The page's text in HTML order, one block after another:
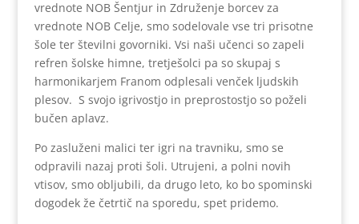
vrednote NOB Šentjur in Združenje borcev za
vrednote NOB Celje, smo sodelovale vse tri prisotne
šole ter številni govorniki. Vsi naši učenci so zapeli
refren šolske himne, tretješolci pa so skupaj s
harmonikarjem Franom odplesali venček ljudskih
plesov. S svojo igrivostjo in preprostostjo so poželi
bučen aplavz.
Po zasluženi malici ter igri na travniku, smo se
odpravili nazaj proti šoli. Utrujeni, a polni novih
vtisov, smo obljubili, da drugo leto, ko bo spominski
dogodek že četrtič na sporedu, spet pridemo.